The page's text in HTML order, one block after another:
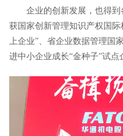
企业的创新发展，也得到
获国家创新管理知识产权国
上企业”、省企业数据管理国
进中小企业成长“金种子”试点